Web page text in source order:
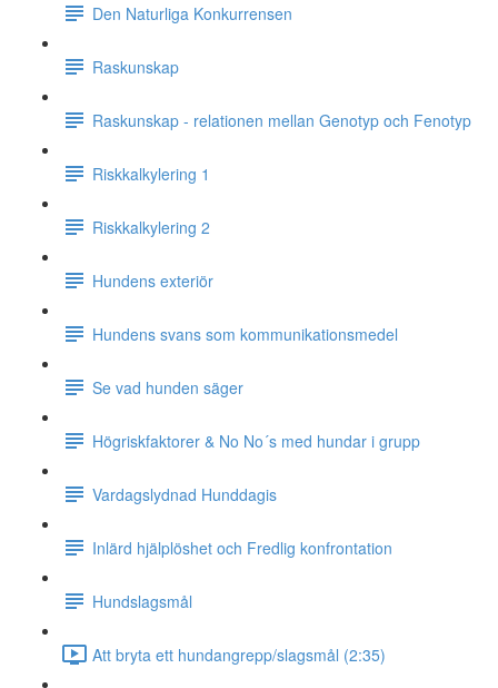
Den Naturliga Konkurrensen
Raskunskap
Raskunskap - relationen mellan Genotyp och Fenotyp
Riskkalkylering 1
Riskkalkylering 2
Hundens exteriör
Hundens svans som kommunikationsmedel
Se vad hunden säger
Högriskfaktorer & No No´s med hundar i grupp
Vardagslydnad Hunddagis
Inlärd hjälplöshet och Fredlig konfrontation
Hundslagsmål
Att bryta ett hundangrepp/slagsmål (2:35)